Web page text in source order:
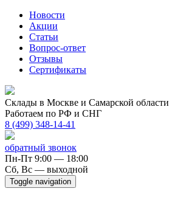
Новости
Акции
Статьи
Вопрос-ответ
Отзывы
Сертификаты
Склады в Москве и Самарской области
Работаем по РФ и СНГ
8 (499) 348-14-41
обратный звонок
Пн-Пт 9:00 — 18:00
Сб, Вс — выходной
Toggle navigation